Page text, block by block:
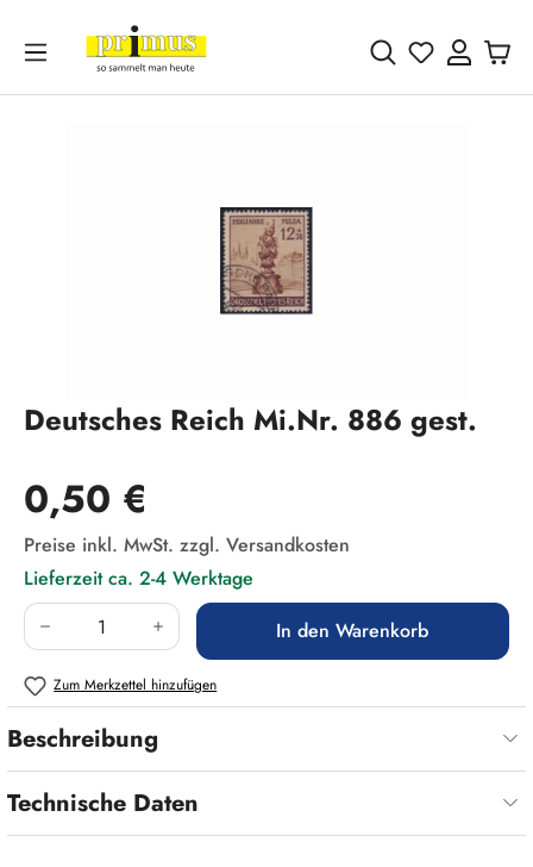
Zum Hauptinhalt springen
Du hast 0
Deutsches Reich Mi.Nr. 886 gest.
Regulärer Preis:
0,50 €
Preise inkl. MwSt. zzgl. Versandkosten
Lieferzeit ca. 2-4 Werktage
Produkt Anzahl: Gib den gewünschten Wert
In den Warenkorb
Zum Merkzettel hinzufügen
Beschreibung
Technische Daten